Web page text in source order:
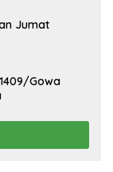
Jumat
Gowa